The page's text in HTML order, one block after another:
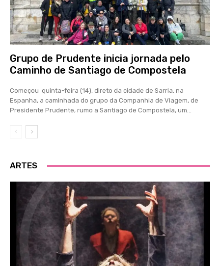
Grupo de Prudente inicia jornada pelo
Caminho de Santiago de Compostela
Começou quinta-feira (14), direto da cidade de Sarria, na
Espanha, a caminhada do grupo da Companhia de Viagem, de
Presidente Prudente, rumo a Santiago de Compostela, um...
ARTES